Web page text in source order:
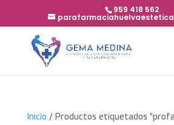
959 418 562
Inicio / Productos etiquetados